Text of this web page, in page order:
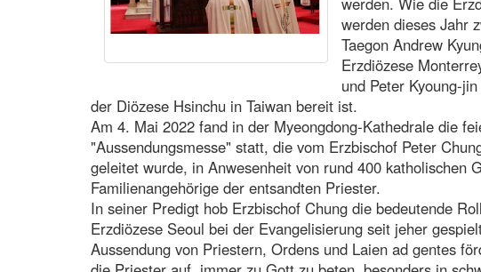
werden dieses Jahr
Taegon Andrew
Erzdiözese
und Peter Kyoung-
der Diözese Hsinchu in Taiwan bereit ist.
Am 4. Mai 2022 fand in der Myeongdong-Kathedrale die
"Aussendungsmesse" statt, die vom Erzbischof Peter
geleitet wurde, in Anwesenheit von rund 400 katholischen
Familienangehörige der entsandten Priester.
In seiner Predigt hob Erzbischof Chung die bedeutende
Erzdiözese Seoul bei der Evangelisierung seit jeher
Aussendung von Priestern, Ordens und Laien ad gentes